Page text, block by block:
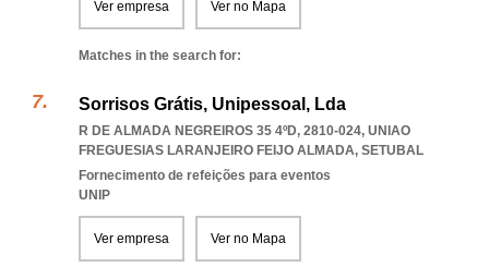
Ver empresa Ver no Mapa
Matches in the search for:
Sorrisos Grátis, Unipessoal, Lda
R DE ALMADA NEGREIROS 35 4ºD, 2810-024, UNIAO
FREGUESIAS LARANJEIRO FEIJO ALMADA, SETUBAL
Fornecimento de refeições para eventos
UNIP
Ver empresa Ver no Mapa